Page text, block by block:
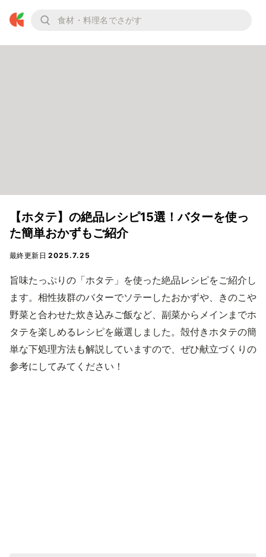
【ホタテ】の絶品レシピ15選！バターを使っ
た簡単おかずもご紹介
最終更新日2025.7.25
旨味たっぷりの「ホタテ」を使った絶品レシピをご紹介し
ます。相性抜群のバターでソテーしたおかずや、きのこや
野菜と合わせた炊き込みご飯など、副菜からメインまでホ
タテを楽しめるレシピを厳選しました。殻付きホタテの簡
単な下処理方法も解説していますので、ぜひ献立づくりの
参考にしてみてください！